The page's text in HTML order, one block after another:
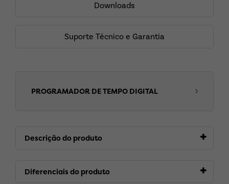
Downloads
Suporte Técnico e Garantia
PROGRAMADOR DE TEMPO DIGITAL
Descrição do produto
Diferenciais do produto